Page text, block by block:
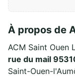
À propos de
ACM Saint Ouen
rue du mail
Saint-Ouen-